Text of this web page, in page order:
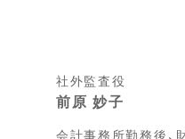
社外監査役
前原 妙子
会計事務所勤務後、